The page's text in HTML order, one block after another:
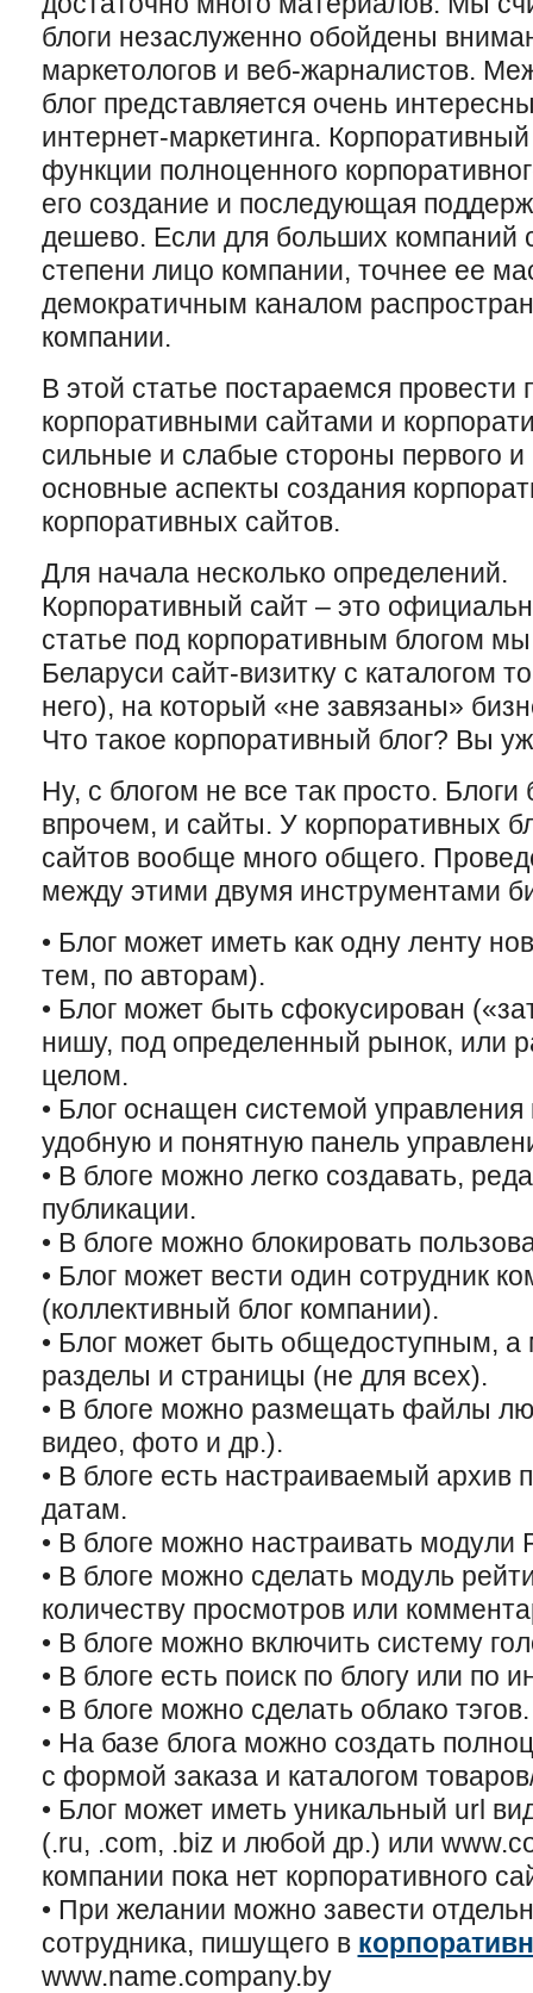
блоги незаслуженно обойдены
маркетологов и веб-жарналистов.
блог представляется очень
интернет-маркетинга.
функции полноценного
его создание и последующая
дешево. Если для больших компаний
степени лицо компании, точнее ее
демократичным каналом
компании.
В этой статье постараемся
корпоративными сайтами и
сильные и слабые стороны первого
основные аспекты создания
корпоративных сайтов.
Для начала несколько определений.
Корпоративный сайт – это
статье под корпоративным блогом
Беларуси сайт-визитку с каталогом
него), на который «не завязаны»
Что такое корпоративный блог? Вы
Ну, с блогом не все так просто.
впрочем, и сайты. У корпоративных
сайтов вообще много общего.
между этими двумя инструментами
• Блог может иметь как одну ленту
тем, по авторам).
• Блог может быть сфокусирован
нишу, под определенный рынок, или
целом.
• Блог оснащен системой
удобную и понятную панель
• В блоге можно легко создавать,
публикации.
• В блоге можно блокировать
• Блог может вести один сотрудник
(коллективный блог компании).
• Блог может быть общедоступным,
разделы и страницы (не для всех).
• В блоге можно размещать файлы
видео, фото и др.).
• В блоге есть настраиваемый архив
датам.
• В блоге можно настраивать модули
• В блоге можно сделать модуль
количеству просмотров или
• В блоге можно включить систему
• В блоге есть поиск по блогу или по
• В блоге можно сделать облако тэгов.
• На базе блога можно создать
с формой заказа и каталогом
• Блог может иметь уникальный url
(.ru, .com, .biz и любой др.) или
компании пока нет корпоративного
• При желании можно завести
сотрудника, пишущего в
www.name.company.by